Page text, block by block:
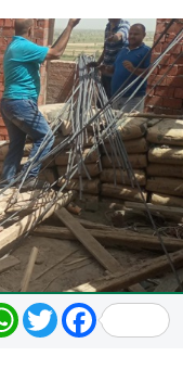
WhatsApp
TwitterFacebook